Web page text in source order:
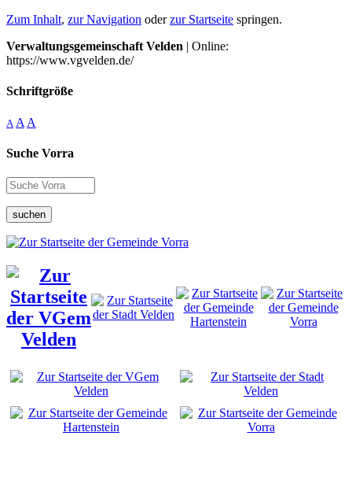
Zum Inhalt, zur Navigation oderzur Startseite springen.
Verwaltungsgemeinschaft Velden | Online:
https://www.vgvelden.de/
Schriftgröße
A A A
Suche Vorra
suchen